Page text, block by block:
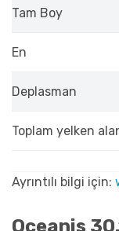
Tam Boy
En
Deplasman
Toplam yelken
Ayrıntılı bilgi için: